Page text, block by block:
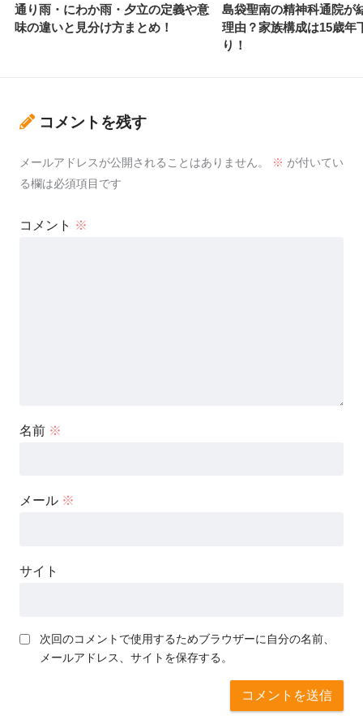
通り雨・にわか雨・夕立の定義や意
味の違いと見分け方まとめ！
島袋聖南の精神科通院が
理由？家族構成は15歳年
り！
コメントを残す
メールアドレスが公開されることはありません。 ※ が付いてい
る欄は必須項目です
コメント ※
名前 ※
メール ※
サイト
次回のコメントで使用するためブラウザーに自分の名前、
メールアドレス、サイトを保存する。